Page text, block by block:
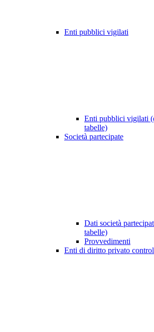
Enti pubblici vigilati
Enti pubblici vigilati
tabelle)
Società partecipate
Dati società
tabelle)
Provvedimenti
Enti di diritto privato